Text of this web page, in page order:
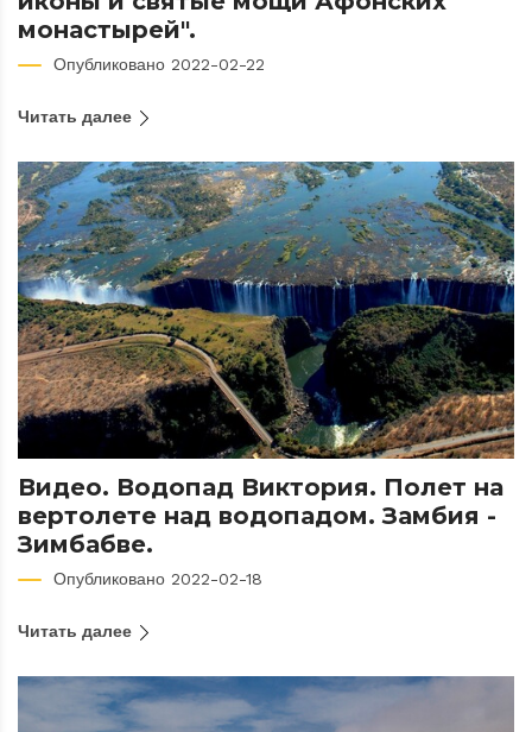
монастырей".
Опубликовано 2022-02-22
Читать далее
Видео. Водопад Виктория. Полет на
вертолете над водопадом. Замбия -
Зимбабве.
Опубликовано 2022-02-18
Читать далее